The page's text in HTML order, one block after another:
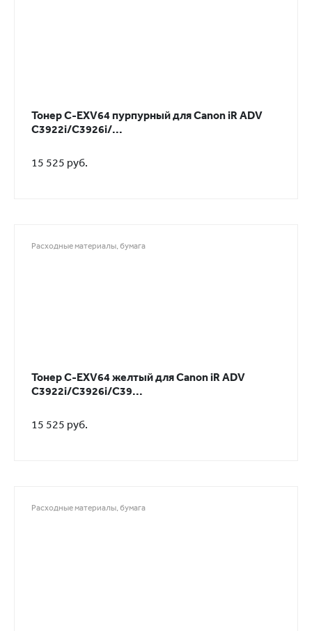
Тонер C-EXV64 пурпурный для Canon iR ADV
C3922i/С3926i/...
15 525 руб.
Расходные материалы, бумага
Тонер C-EXV64 желтый для Canon iR ADV
C3922i/С3926i/С39...
15 525 руб.
Расходные материалы, бумага